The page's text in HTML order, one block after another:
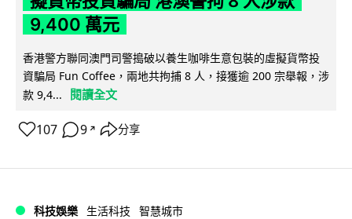
9,400 萬元
香港警方聯同澳門司警搗破以養生咖啡生意包裝的虛擬貨幣投
資騙局 Fun Coffee，兩地共拘捕 8 人，接獲逾 200 宗舉報，涉
款 9,4...
閱讀全文
107 9 ↗ 分享
科技娛樂 生活科技 智慧城市